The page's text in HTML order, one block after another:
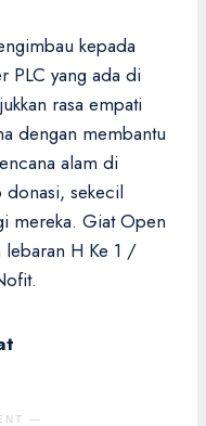
kepada
PLC yang ada di
rasa empati
dengan membantu
alam di
donasi, sekecil
mereka. Giat Open
lebaran H Ke 1 /
—